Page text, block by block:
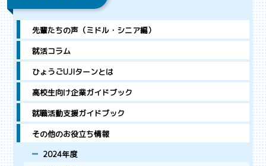
先輩たちの声（ミドル・シニア編）
就活コラム
ひょうごUJIターンとは
高校生向け企業ガイドブック
就職活動支援ガイドブック
その他のお役立ち情報
2024年度